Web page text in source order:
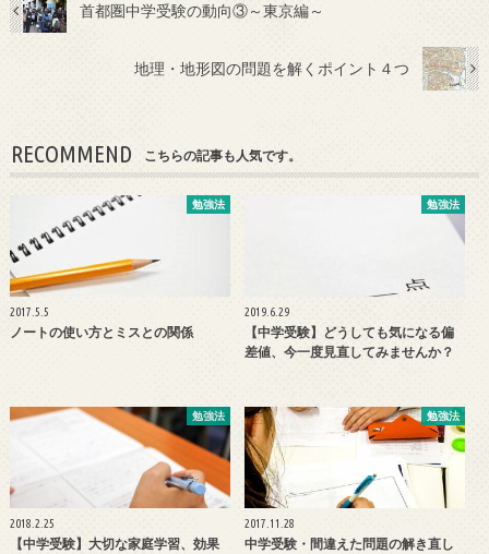
首都圏中学受験の動向③～東京編～
地理・地形図の問題を解くポイント４つ
RECOMMEND こちらの記事も人気です。
勉強法
2017.5.5
ノートの使い方とミスとの関係
勉強法
2019.6.29
【中学受験】どうしても気になる偏
差値、今一度見直してみませんか？
勉強法
2018.2.25
【中学受験】大切な家庭学習、効果
勉強法
2017.11.28
中学受験・間違えた問題の解き直し